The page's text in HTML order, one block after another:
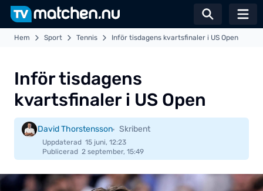
Växla
Hem Sport Tennis Inför tisdagens kvartsfinaler i US Open
Inför tisdagens
kvartsfinaler i US Open
David Thorstensson Skribent
Uppdaterad 15 juni, 12:23
Publicerad 2 september, 15:49